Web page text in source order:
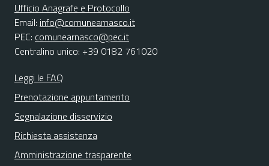
Ufficio Anagrafe e Protocollo
Email: info@comunearnasco.it
PEC: comunearnasco@pec.it
Centralino unico: +39 0182 761020
Leggi le FAQ
Prenotazione appuntamento
Segnalazione disservizio
Richiesta assistenza
Amministrazione trasparente